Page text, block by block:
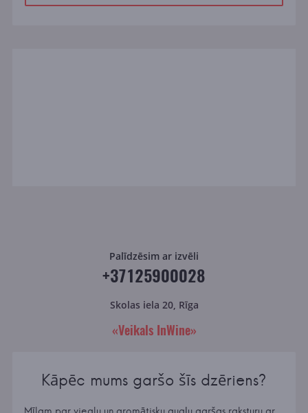
Palīdzēsim ar izvēli
+37125900028
Skolas iela 20, Rīga
«Veikals InWine»
Kāpēc mums garšo šīs dzēriens?